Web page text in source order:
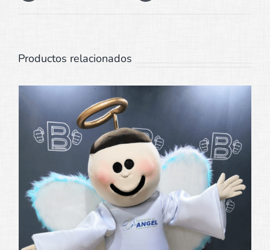
Productos relacionados